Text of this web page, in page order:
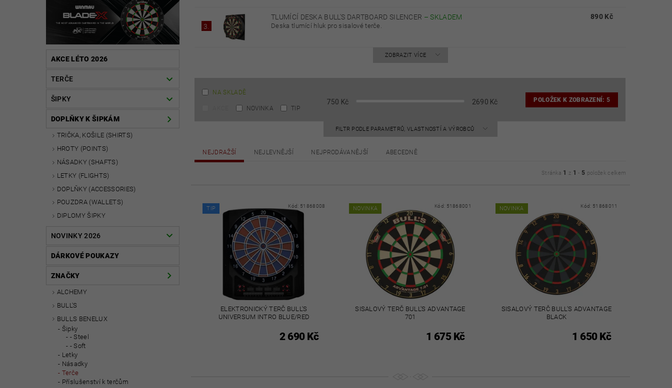
AKCE LÉTO 2026
TERČE
ŠIPKY
DOPLŇKY K ŠIPKÁM
TRIČKA, KOŠILE (SHIRTS)
HROTY (POINTS)
NÁSADKY (SHAFTS)
LETKY (FLIGHTS)
DOPLŇKY (ACCESSORIES)
POUZDRA (WALLETS)
DIPLOMY ŠIPKY
NOVINKY 2026
DÁRKOVÉ POUKAZY
ZNAČKY
ALCHEMY
BULL'S
BULLS BENELUX
Šipky
- Steel
- Soft
Letky
Násadky
Terče
Příslušenství k terčům
3.
TLUMÍCÍ DESKA BULL'S DARTBOARD SILENCER –SKLADEM
Deska tlumící hluk pro sisalové terče.
890 Kč
ZOBRAZIT VÍCE
NA SKLADĚ
NOVINKA TIP
750 Kč 2690 Kč POLOŽEK K ZOBRAZENÍ: 5
FILTR PODLE PARAMETRŮ, VLASTNOSTÍ A VÝROBCŮ
NEJDRAŽŠÍ NEJLEVNĚJŠÍ NEJPRODÁVANĚJŠÍ ABECEDNĚ
Stránka 1 z 1 - 5 položek celkem
TIP Kód: 51868008
ELEKTRONICKÝ TERČ BULL'S
UNIVERSUM INTRO BLUE/RED
2 690 Kč
NOVINKA Kód: 51868001
SISALOVÝ TERČ BULL'S ADVANTAGE
701
1 675 Kč
NOVINKA Kód: 51868011
SISALOVÝ TERČ BULL'S ADVANTAGE
BLACK
1 650 Kč